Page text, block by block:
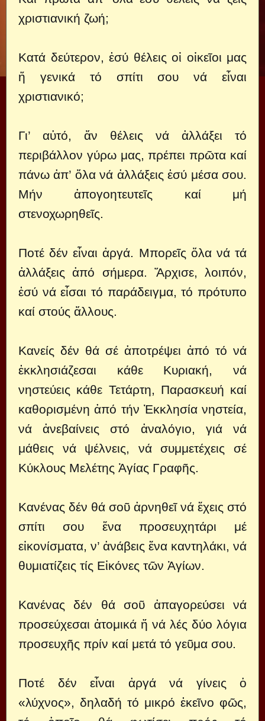
χριστιανική ζωή;
Κατά δεύτερον, ἐσύ θέλεις οἱ οἰκεῖοι μας
ἤ γενικά τό σπίτι σου νά εἶναι
χριστιανικό;
Γι’ αὐτό, ἄν θέλεις νά ἀλλάξει τό
περιβάλλον γύρω μας, πρέπει πρῶτα καί
πάνω ἀπ’ ὅλα νά ἀλλάξεις ἐσύ μέσα σου.
Μήν ἀπογοητευτεῖς καί μή
στενοχωρηθεῖς.
Ποτέ δέν εἶναι ἀργά. Μπορεῖς ὅλα νά τά
ἀλλάξεις ἀπό σήμερα. Ἄρχισε, λοιπόν,
ἐσύ νά εἶσαι τό παράδειγμα, τό πρότυπο
καί στούς ἄλλους.
Κανείς δέν θά σέ ἀποτρέψει ἀπό τό νά
ἐκκλησιάζεσαι κάθε Κυριακή, νά
νηστεύεις κάθε Τετάρτη, Παρασκευή καί
καθορισμένη ἀπό τήν Ἐκκλησία νηστεία,
νά ἀνεβαίνεις στό ἀναλόγιο, γιά νά
μάθεις νά ψέλνεις, νά συμμετέχεις σέ
Κύκλους Μελέτης Ἁγίας Γραφῆς.
Κανένας δέν θά σοῦ ἀρνηθεῖ νά ἔχεις στό
σπίτι σου ἕνα προσευχητάρι μέ
εἰκονίσματα, ν’ ἀνάβεις ἕνα καντηλάκι, νά
θυμιατίζεις τίς Εἰκόνες τῶν Ἁγίων.
Κανένας δέν θά σοῦ ἀπαγορεύσει νά
προσεύχεσαι ἀτομικά ἤ νά λές δύο λόγια
προσευχῆς πρίν καί μετά τό γεῦμα σου.
Ποτέ δέν εἶναι ἀργά νά γίνεις ὁ
«λύχνος», δηλαδή τό μικρό ἐκεῖνο φῶς,